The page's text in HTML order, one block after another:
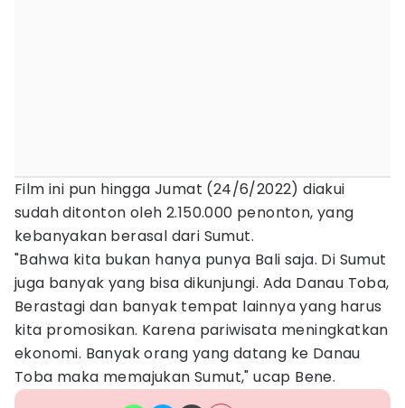
Film ini pun hingga Jumat (24/6/2022) diakui
sudah ditonton oleh 2.150.000 penonton, yang
kebanyakan berasal dari Sumut.
"Bahwa kita bukan hanya punya Bali saja. Di Sumut
juga banyak yang bisa dikunjungi. Ada Danau Toba,
Berastagi dan banyak tempat lainnya yang harus
kita promosikan. Karena pariwisata meningkatkan
ekonomi. Banyak orang yang datang ke Danau
Toba maka memajukan Sumut," ucap Bene.